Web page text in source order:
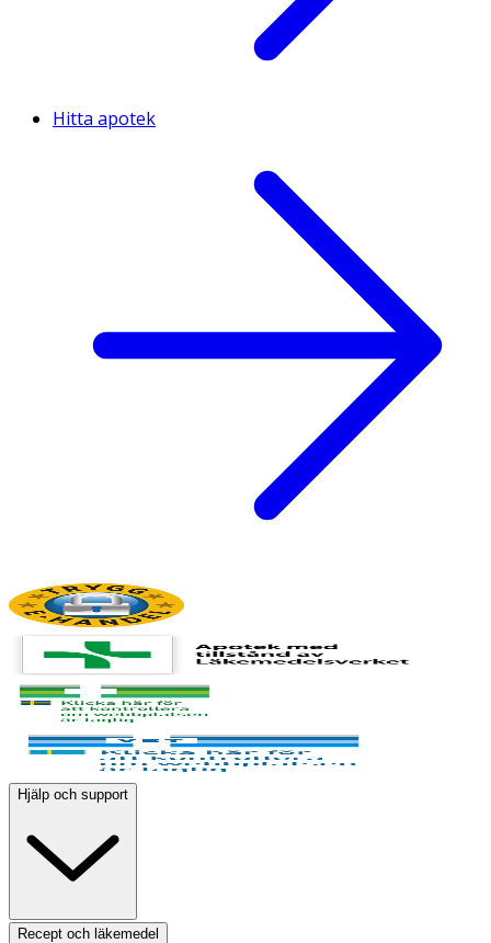
Hitta apotek
Hjälp och support
Recept och läkemedel